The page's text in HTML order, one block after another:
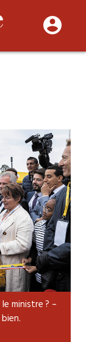
ministre ? –